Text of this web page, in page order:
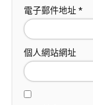
電子郵件地址 *
個人網站網址